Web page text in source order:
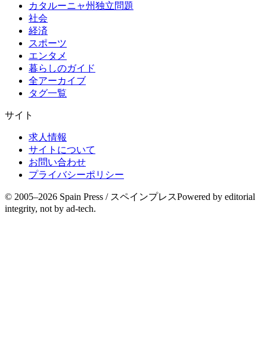
カタルーニャ州独立問題
社会
経済
スポーツ
エンタメ
暮らしのガイド
全アーカイブ
タグ一覧
サイト
求人情報
サイトについて
お問い合わせ
プライバシーポリシー
© 2005–2026 Spain Press / スペインプレスPowered by editorial
integrity, not by ad-tech.